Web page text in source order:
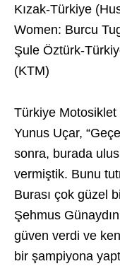
Kızak-Türkiye
Women: Burcu
Şule Öztürk-
(KTM)
Türkiye Motosiklet
Yunus Uçar,
sonra, burada
vermiştik. Bunu
Burası çok güzel
Şehmus
güven verdi ve
bir şampiyona